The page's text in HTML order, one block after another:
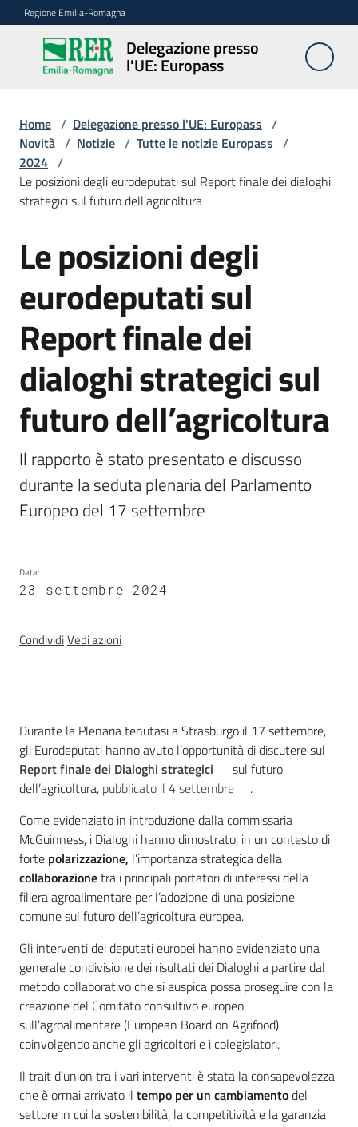
Vai al contenuto
Vai alla navigazione
Vai al footer
Regione Emilia-Romagna
Delegazione presso
l'UE: Europass
Delegazione
presso l'UE:
Novità
EFSA
Opportunità
Chi
siamo
Sede
su
Regione
Emilia-
Romagna
Regione
Novità
Servizi
Home / Delegazione presso l'UE: Europass /
Novità / Notizie / Tutte le notizie Europass /
2024 /
Le posizioni degli eurodeputati sul Report finale dei dialoghi
strategici sul futuro dell’agricoltura
Salta al contenuto
Le posizioni degli
eurodeputati sul
Report finale dei
dialoghi strategici sul
futuro dell’agricoltura
Il rapporto è stato presentato e discusso
durante la seduta plenaria del Parlamento
Europeo del 17 settembre
Data:
23 settembre 2024
CondividiVedi azioni
Introduzione
Durante la Plenaria tenutasi a Strasburgo il 17 settembre,
gli Eurodeputati hanno avuto l’opportunità di discutere sul
Report finale dei Dialoghi strategici
sul futuro
dell’agricoltura, pubblicato il 4 settembre
.
Come evidenziato in introduzione dalla commissaria
McGuinness, i Dialoghi hanno dimostrato, in un contesto di
forte polarizzazione, l’importanza strategica della
collaborazionetra i principali portatori di interessi della
filiera agroalimentare per l’adozione di una posizione
comune sul futuro dell’agricoltura europea.
Gli interventi dei deputati europei hanno evidenziato una
generale condivisione dei risultati dei Dialoghi a partire dal
metodo collaborativo che si auspica possa proseguire con la
creazione del Comitato consultivo europeo
sull’agroalimentare (European Board on Agrifood)
coinvolgendo anche gli agricoltori e i colegislatori.
Il trait d’union tra i vari interventi è stata la consapevolezza
che è ormai arrivato il tempo per un cambiamentodel
settore in cui la sostenibilità, la competitività e la garanzia